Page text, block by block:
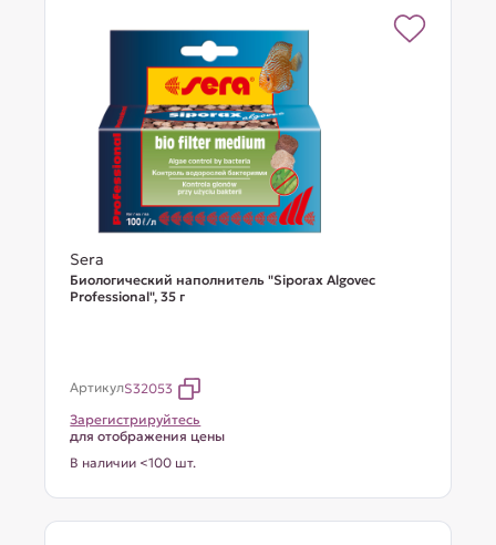
Sera
Биологический наполнитель "Siporax Algovec
Professional", 35 г
АртикулS32053
Зарегистрируйтесь
для отображения цены
В наличии <100 шт.